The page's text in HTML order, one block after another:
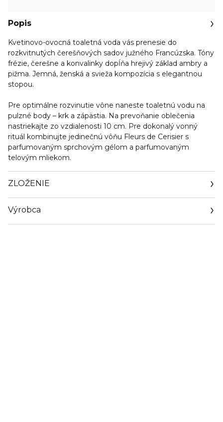
Popis
Kvetinovo-ovocná toaletná voda vás prenesie do
rozkvitnutých čerešňových sadov južného Francúzska. Tóny
frézie, čerešne a konvalinky dopĺňa hrejivý základ ambry a
pižma. Jemná, ženská a svieža kompozícia s elegantnou
stopou.
Pre optimálne rozvinutie vône naneste toaletnú vodu na
pulzné body – krk a zápästia. Na prevoňanie oblečenia
nastriekajte zo vzdialenosti 10 cm. Pre dokonalý vonný
rituál kombinujte jedinečnú vôňu Fleurs de Cerisier s
parfumovaným sprchovým gélom a parfumovaným
telovým mliekom.
ZLOŽENIE
Výrobca